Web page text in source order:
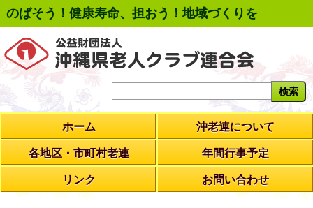
のばそう！健康寿命、担おう！地域づくりを
ホーム 沖老連について
各地区・市町村老連 年間行事予定
リンク お問い合わせ